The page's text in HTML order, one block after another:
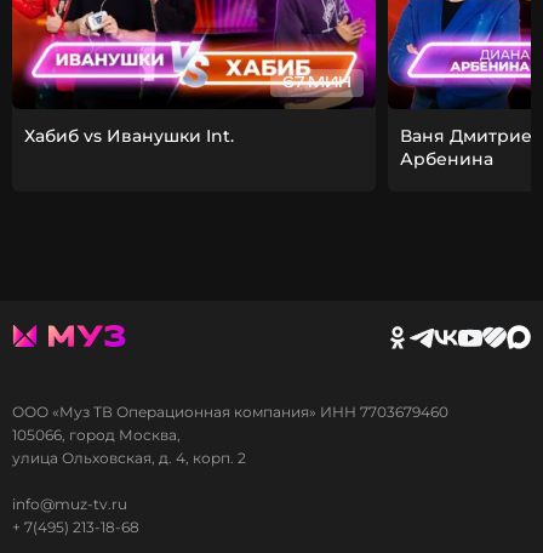
67 МИН
Хабиб vs Иванушки Int.
Ваня
Арбенина
ООО «Муз ТВ Операционная компания» ИНН 7703679460
105066, город Москва,
улица Ольховская, д. 4, корп. 2
info@muz-tv.ru
+ 7(495) 213-18-68